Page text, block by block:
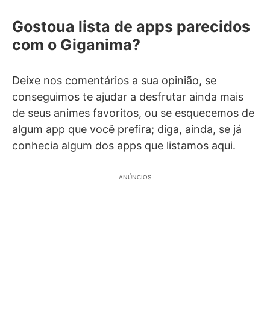
Gostoua lista de apps parecidos
com o Giganima?
Deixe nos comentários a sua opinião, se
conseguimos te ajudar a desfrutar ainda mais
de seus animes favoritos, ou se esquecemos de
algum app que você prefira; diga, ainda, se já
conhecia algum dos apps que listamos aqui.
ANÚNCIOS